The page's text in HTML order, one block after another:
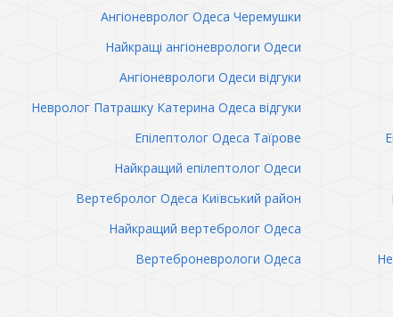
Ангіоневролог Одеса Черемушки
Найкращі ангіоневрологи Одеси
Ангіоневрологи Одеси відгуки
Невролог Патрашку Катерина Одеса відгуки
Епілептолог Одеса Таїрове
Найкращий епілептолог Одеси
Вертебролог Одеса Київський район
Найкращий вертебролог Одеса
Вертеброневрологи Одеса